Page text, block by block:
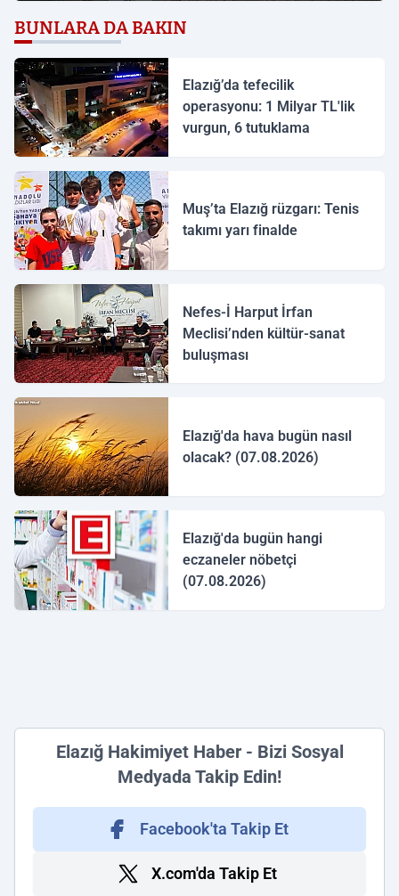
BUNLARA DA BAKIN
Elazığ’da tefecilik
operasyonu: 1 Milyar TL'lik
vurgun, 6 tutuklama
Muş’ta Elazığ rüzgarı: Tenis
takımı yarı finalde
Nefes-İ Harput İrfan
Meclisi’nden kültür-sanat
buluşması
Elazığ'da hava bugün nasıl
olacak? (07.08.2026)
Elazığ'da bugün hangi
eczaneler nöbetçi
(07.08.2026)
Elazığ Hakimiyet Haber - Bizi Sosyal
Medyada Takip Edin!
Facebook'ta Takip Et
X.com'da Takip Et